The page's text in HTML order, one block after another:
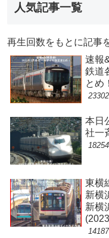
人気記事一覧
再生回数をもとに記事
速報
鉄道
とめ！
本日
社一
東横
新横
新横